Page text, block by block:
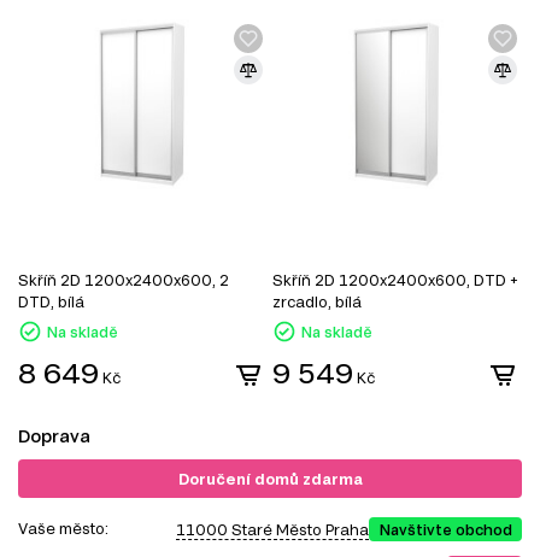
Skříň 2D 1200x2400x600, 2
DTD, bílá
Na skladě
8 649 Kč
Skříň 2D 1200x2400x600, DTD +
zrcadlo, bílá
Na skladě
9 549 Kč
Doprava
Doručení domů zdarma
Vaše město: 11000 Staré Město Praha Navštivte obchod